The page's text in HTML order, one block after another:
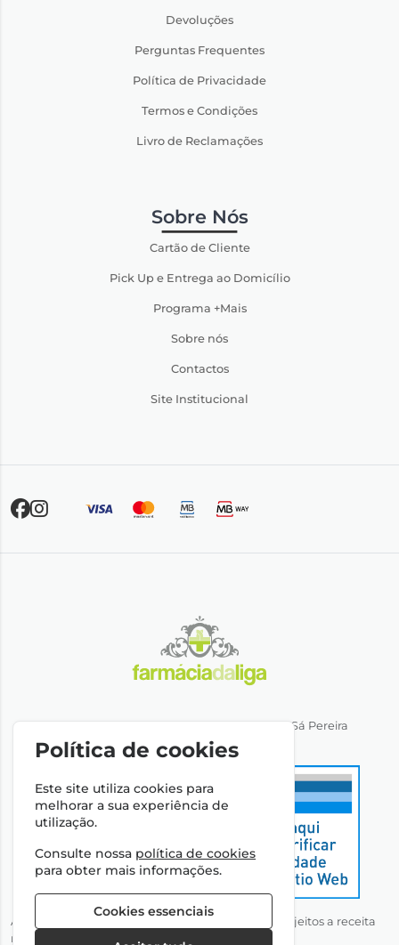
Devoluções
Perguntas Frequentes
Política de Privacidade
Termos e Condições
Livro de Reclamações
Sobre Nós
Cartão de Cliente
Pick Up e Entrega ao Domicílio
Programa +Mais
Sobre nós
Contactos
Site Institucional
Direção Técnica: Dra. Ana Rita Miranda de Sá Pereira
NIPC: 501064974
Autorizado a disponibilizar medicamentos não sujeitos a receita
médica através da Internet pelo Infarmed, I.P.
Política de cookies
Este site utiliza cookies para
melhorar a sua experiência de
utilização.
Consulte nossa política de cookies
para obter mais informações.
Cookies essenciais